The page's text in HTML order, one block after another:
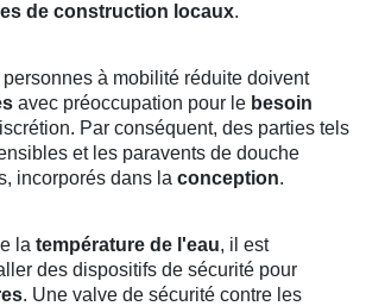
de construction locaux.
à mobilité réduite doivent
avec préoccupation pour le besoin
Par conséquent, des parties tels
et les paravents de douche
incorporés dans la conception.
la température de l'eau, il est
des dispositifs de sécurité pour
. Une valve de sécurité contre les